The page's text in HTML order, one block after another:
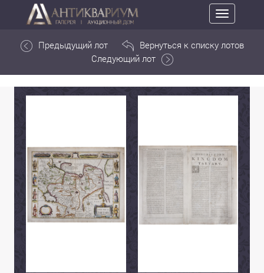
Toggle
navigation
Предыдущий лот
Вернуться к списку лотов
Следующий лот